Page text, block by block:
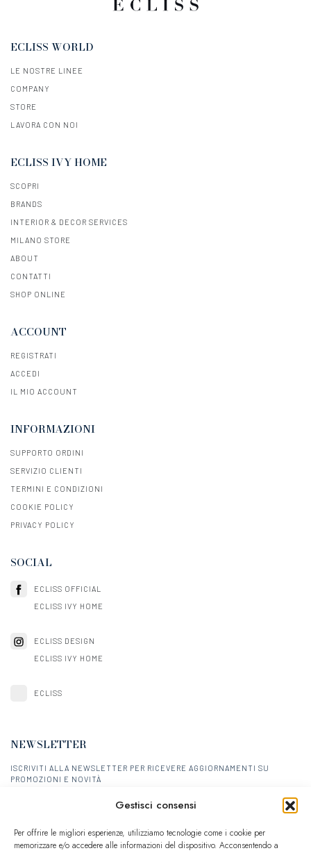
Gestisci consensi
Per offrire le migliori esperienze, utilizziamo tecnologie come i cookie per
memorizzare e/o accedere alle informazioni del dispositivo. Acconsentendo a
ECLISS WORLD
LE NOSTRE LINEE
COMPANY
STORE
LAVORA CON NOI
ECLISS IVY HOME
SCOPRI
BRANDS
INTERIOR & DECOR SERVICES
MILANO STORE
ABOUT
CONTATTI
SHOP ONLINE
ACCOUNT
REGISTRATI
ACCEDI
IL MIO ACCOUNT
INFORMAZIONI
SUPPORTO ORDINI
SERVIZIO CLIENTI
TERMINI E CONDIZIONI
COOKIE POLICY
PRIVACY POLICY
SOCIAL
ECLISS OFFICIAL
ECLISS IVY HOME
ECLISS DESIGN
ECLISS IVY HOME
ECLISS
NEWSLETTER
ISCRIVITI ALLA NEWSLETTER PER RICEVERE AGGIORNAMENTI SU
PROMOZIONI E NOVITÀ